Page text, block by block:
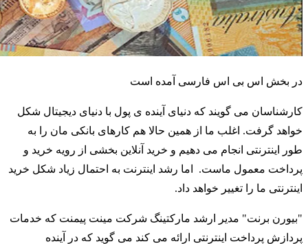
در بخش اس بی اس فارسی آمده است
کارشناسان می گویند که دنیای آینده ی پول با دنیای دیجیتال شکل
خواهد گرفت. اغلب ما از همین حالا هم کارهای بانکی مان را به
طور اینترنتی انجام می دهیم و خرید آنلاین بخشی از رویه خرید و
پرداخت معمول ماست. اما رشد اینترنت به احتمال زیاد شکل خرید
اینترنتی ما را تغییر خواهد داد.
"بیورن برنت" مدیر ارشد مارکتینگ شرکت مینت پیمنت که خدمات
پردازش پرداخت اینترنتی ارائه می کند می گوید که در آینده